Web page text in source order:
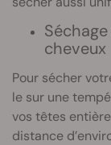
cheveux
Pour sécher
le sur une
vos têtes
distance